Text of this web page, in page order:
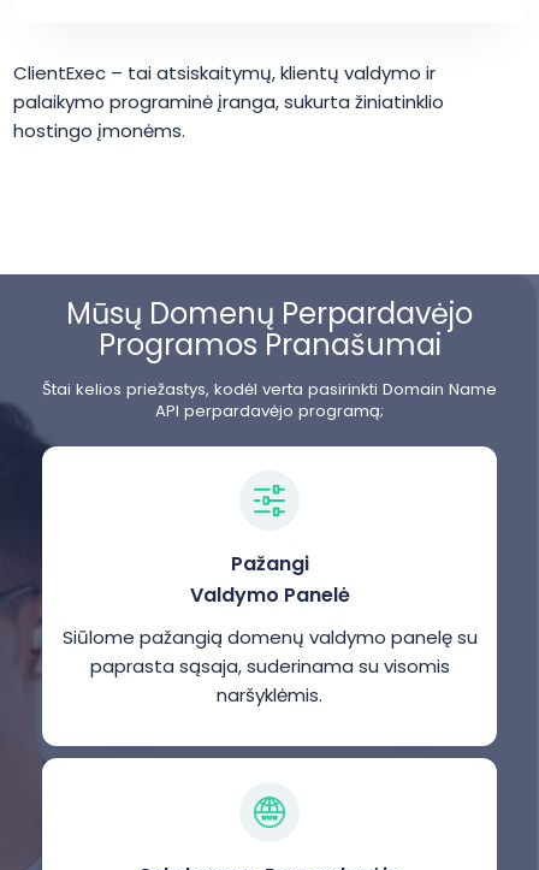
ClientExec – tai atsiskaitymų, klientų valdymo ir
palaikymo programinė įranga, sukurta žiniatinklio
hostingo įmonėms.
Mūsų Domenų Perpardavėjo
Programos Pranašumai
Štai kelios priežastys, kodėl verta pasirinkti Domain Name
API perpardavėjo programą;
Pažangi
Valdymo Panelė
Siūlome pažangią domenų valdymo panelę su
paprasta sąsaja, suderinama su visomis
naršyklėmis.